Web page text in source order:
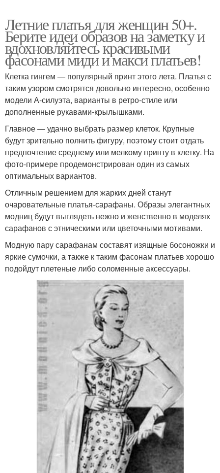
Летние платья для женщин 50+.
Берите идеи образов на заметку и
вдохновляйтесь красивыми
фасонами миди и макси платьев!
Клетка гингем — популярный принт этого лета. Платья с
таким узором смотрятся довольно интересно, особенно
модели А-силуэта, варианты в ретро-стиле или
дополненные рукавами-крылышками.
Главное — удачно выбрать размер клеток. Крупные
будут зрительно полнить фигуру, поэтому стоит отдать
предпочтение среднему или мелкому принту в клетку. На
фото-примере продемонстрирован один из самых
оптимальных вариантов.
Отличным решением для жарких дней станут
очаровательные платья-сарафаны. Образы элегантных
модниц будут выглядеть нежно и женственно в моделях
сарафанов с этническими или цветочными мотивами.
Модную пару сарафанам составят изящные босоножки и
яркие сумочки, а также к таким фасонам платьев хорошо
подойдут плетеные либо соломенные аксессуары.